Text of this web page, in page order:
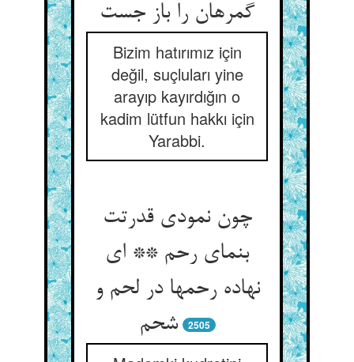
گمرهان را باز جست‏
Bizim hatırımız için
değil, suçluları yine
arayıp kayırdığın o
kadim lütfun hakkı için
Yarabbi.
چون نمودی قدرتت
بنمای رحم ** ای
نهاده رحمها در لحم و
شحم‏
2505